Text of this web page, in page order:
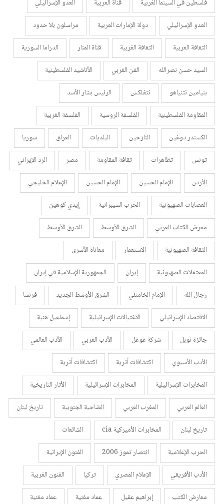
فلسطين في السينما الغربية قناة العربية
العدو الإسرائيلي
العدو الإسرائيلي
دولة الإمارات العربية
مراسلون بلا حدود
الثقافة العربية
الثقافة الغربية قناة المنار
الدراما السورية
السيد حسن نصرالله
الفن الغربي
الأناشيد الفلسطينية
بنيامين نتنياهو
نتفلكس
الرئيس بشار الأسد
المقاومة الفلسطينية
الفلسفة الروسية
الفلسفة الغربية
الكسندر دوغين
النازحين البلديات العراق
سوريا
تونس
تظاهرات ثقافة المقاومة مصر
الرد الإيراني
الأردن
الإمام الحسين الإمام الحسين
الإعلام الخليجي
العصابات الصهيونية
الحرب السيبرانية
إيدي كوهين
معرض الكتاب العربي
الشرق الأوسط
الشرق الأوسط
الثقافة الصهيونية
الاستعمار
معاناة الأسرى
المعتقلات الصهيونية
إيران
الجمهورية الإسلامية في إيران
رجال الله
الإمام الخامنئي الشرق الأوسط الجديد
فرنسا
الاقتصاد الإسرائيلي
الاغتيالات الإسرائيلية
إسماعيل هنية
جائزة نوبل
شركة غوغل الأدب العربي
الأدب العالمي
الأدب الأسيوي
اكتشافات أثرية
اكتشافات أثرية
المخابرات الإسرائيلية
المخابرات الإسرائيلية
الأثار التاريخية
العالم العربي
المغرب العربي الضاحية الجنوبية
تاريخ لبنان
تاريخ لبنان
المخابرات الأميركية cia
الشائعات
الحرب الإعلامية
انتصار تموز 2006
الفنون الإيرانية
الأدب الأفريقي
الإعلام المصري تركيا
الفنون الغربية
معارض الكتب
إبراهيم عقيل عماد مغنية
عماد مغنية